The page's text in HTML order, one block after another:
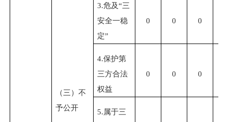
（三）不
予公开
3.危及“三
安全一稳
定”
0 0 0
4.保护第
三方合法
权益
0 0 0
5.属于三